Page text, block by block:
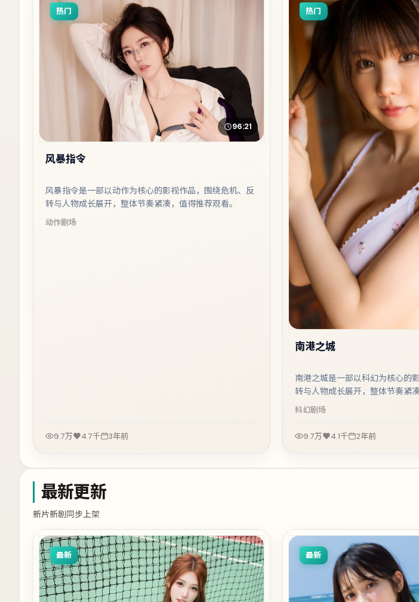
热门
96:21
风暴指令
风暴指令是一部以动作为核心的影视作品，围绕危机、反
转与人物成长展开，整体节奏紧凑，值得推荐观看。
动作剧场
9.7万 4.7千 3年前
热门
南港之城
南港之城是一部以科幻为核心的
转与人物成长展开，整体节奏紧
科幻剧场
9.7万 4.1千 2年前
最新更新
新片新剧同步上架
最新 最新